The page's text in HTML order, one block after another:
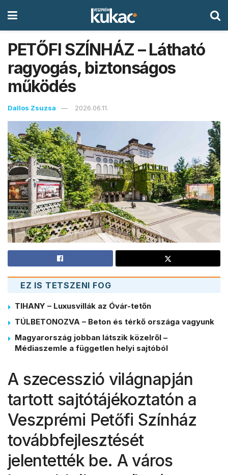
PETŐFI SZÍNHÁZ – Látható
ragyogás, biztonságos
működés
Dallos Zsuzsa 2026.06.11.
EZ IS TETSZENI FOG
TIHANY – Luxusvillák az Óvár-tetőn
TÚLBETONOZVA – Beton és térkő országa vagyunk
Magyarország jobban látszik közelről –
Médiaszemle a független helyi sajtóból
A szecesszió világnapján
tartott sajtótájékoztatón a
Veszprémi Petőfi Színház
továbbfejlesztését
jelentették be. A város